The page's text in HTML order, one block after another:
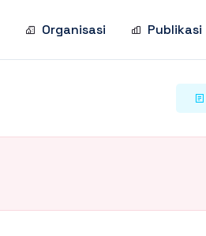
Organisasi Publikasi